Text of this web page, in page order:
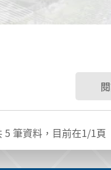
5 筆資料，目前在1/1頁